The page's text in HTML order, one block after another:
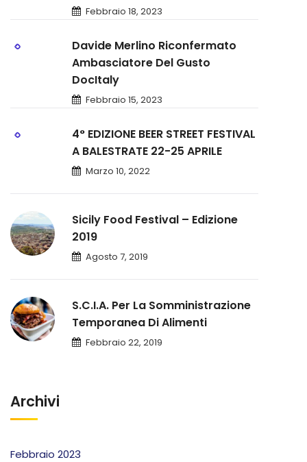
Febbraio 18, 2023
Davide Merlino Riconfermato
Ambasciatore Del Gusto
DocItaly
Febbraio 15, 2023
4° EDIZIONE BEER STREET FESTIVAL
A BALESTRATE 22-25 APRILE
Marzo 10, 2022
Sicily Food Festival – Edizione
2019
Agosto 7, 2019
S.C.I.A. Per La Somministrazione
Temporanea Di Alimenti
Febbraio 22, 2019
Archivi
Febbraio 2023